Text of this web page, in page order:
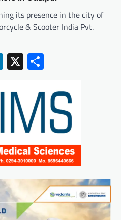
its presence in the city of
& Scooter India Pvt.
LinkedIn
X